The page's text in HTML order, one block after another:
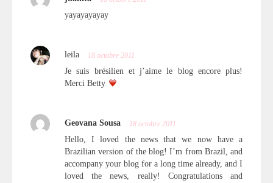
yayayayayay
leila 18 octobre 2011
Je suis brésilien et j’aime le blog encore plus!
Merci Betty
Geovana Sousa 18 octobre 2011
Hello, I loved the news that we now have a
Brazilian version of the blog! I’m from Brazil, and
accompany your blog for a long time already, and I
loved the news, really! Congratulations and